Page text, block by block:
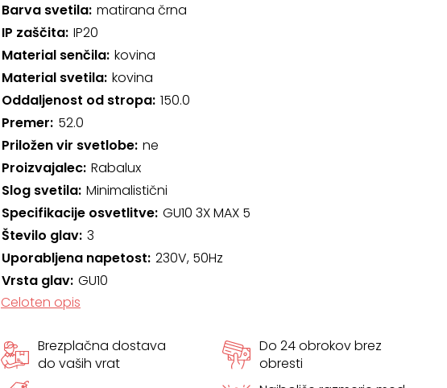
Barva svetila matirana črna
IP zaščita IP20
Material senčila kovina
Material svetila kovina
Oddaljenost od stropa 150.0
Premer 52.0
Priložen vir svetlobe ne
Proizvajalec Rabalux
Slog svetila Minimalistični
Specifikacije osvetlitve GU10 3X MAX 5
Število glav 3
Uporabljena napetost 230V, 50Hz
Vrsta glav GU10
Celoten opis
Brezplačna dostava
do vaših vrat
Do 24 obrokov brez
obresti